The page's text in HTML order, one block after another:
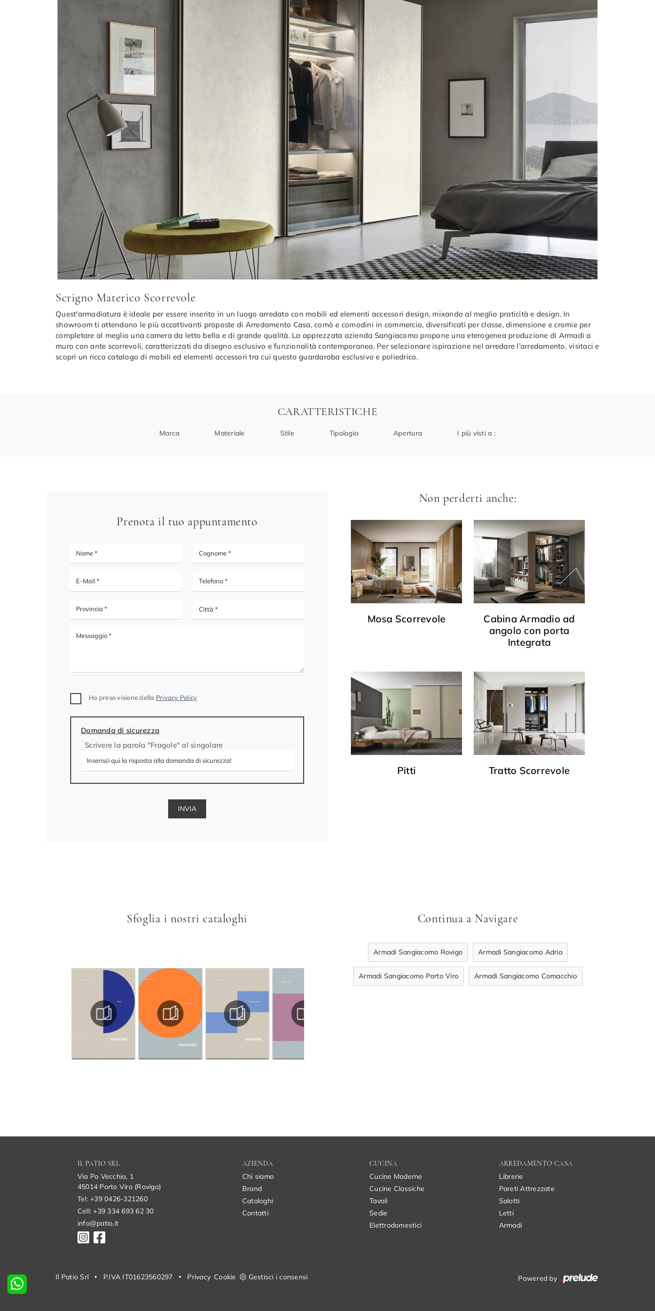
Scrigno Materico Scorrevole
Quest'armadiatura è ideale per essere inserito in un luogo arredato con mobili ed elementi accessori design, mixando al meglio praticità e design. In
showroom ti attendono le più accattivanti proposte di Arredamento Casa, comò e comodini in commercio, diversificati per classe, dimensione e cromie per
completare al meglio una camera da letto bella e di grande qualità. La apprezzata azienda Sangiacomo propone una eterogenea produzione di Armadi a
muro con ante scorrevoli, caratterizzati da disegno esclusivo e funzionalità contemporanea. Per selezionare ispirazione nel arredare l’arredamento, visitaci e
scopri un ricco catalogo di mobili ed elementi accessori tra cui questo guardaroba esclusivo e poliedrico.
CARATTERISTICHE
Marca Materiale Stile Tipologia Apertura I più visti a :
Prenota il tuo appuntamento
Ho preso visione della Privacy Policy
Domanda di sicurezza
Scrivere la parola "Fragole" al singolare
INVIA
Non perderti anche:
Mosa Scorrevole
Cabina Armadio ad
angolo con porta
Integrata
Pitti Tratto Scorrevole
Sfoglia i nostri cataloghi Continua a Navigare
Armadi Sangiacomo Rovigo Armadi Sangiacomo Adria
Armadi Sangiacomo Porto Viro Armadi Sangiacomo Comacchio
IL PATIO SRL
Via Po Vecchio, 1
45014 Porto Viro (Rovigo)
Tel: +39 0426-321260
Cell: +39 334 693 62 30
info@patio.it
AZIENDA
Chi siamo
Brand
Cataloghi
Contatti
CUCINA
Cucine Moderne
Cucine Classiche
Tavoli
Sedie
Elettrodomestici
ARREDAMENTO CASA
Librerie
Pareti Attrezzate
Salotti
Letti
Armadi
Il Patio Srl • P.IVA IT01623560297 • Privacy Cookie Gestisci i consensi Powered by